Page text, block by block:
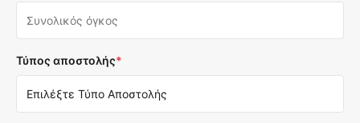
Τύπος αποστολής*